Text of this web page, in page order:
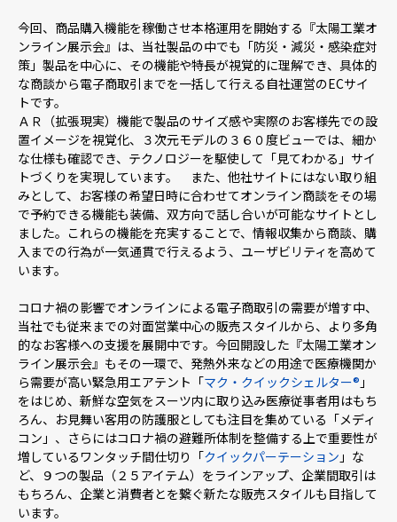
Webカタログ
メニューを閉じる
今回、商品購入機能を稼働させ本格運用を開始する『太陽工業オ
ンライン展示会』は、当社製品の中でも「防災・減災・感染症対
策」製品を中心に、その機能や特長が視覚的に理解でき、具体的
な商談から電子商取引までを一括して行える自社運営のECサイ
トです。
ＡＲ（拡張現実）機能で製品のサイズ感や実際のお客様先での設
置イメージを視覚化、３次元モデルの３６０度ビューでは、細か
な仕様も確認でき、テクノロジーを駆使して「見てわかる」サイ
トづくりを実現しています。 また、他社サイトにはない取り組
みとして、お客様の希望日時に合わせてオンライン商談をその場
で予約できる機能も装備、双方向で話し合いが可能なサイトとし
ました。これらの機能を充実することで、情報収集から商談、購
入までの行為が一気通貫で行えるよう、ユーザビリティを高めて
います。
コロナ禍の影響でオンラインによる電子商取引の需要が増す中、
当社でも従来までの対面営業中心の販売スタイルから、より多角
的なお客様への支援を展開中です。今回開設した『太陽工業オン
ライン展示会』もその一環で、発熱外来などの用途で医療機関か
ら需要が高い緊急用エアテント「マク・クイックシェルター® 」
をはじめ、新鮮な空気をスーツ内に取り込み医療従事者用はもち
ろん、お見舞い客用の防護服としても注目を集めている「メディ
コン」、さらにはコロナ禍の避難所体制を整備する上で重要性が
増しているワンタッチ間仕切り「クイックパーテーション 」な
ど、９つの製品（２５アイテム）をラインアップ、企業間取引は
もちろん、企業と消費者とを繋ぐ新たな販売スタイルも目指して
います。